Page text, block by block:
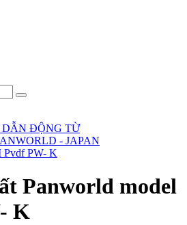
ĐỘNG TỪ
- JAPAN
PW- K
Panworld model
K